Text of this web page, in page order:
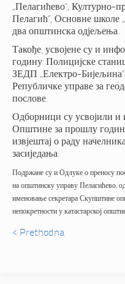
„Пелагићево“, Културно-
Пелагић“, Основне школе
два општинска одјељења.
Такође, усвојене су и
годину: Полицијске
ЗЕДП „Електро-
Републичке управе за
послове.
Одборници су усвојили и
Општине за прошлу
извјештај о раду
засиједања.
Подржане су и Одлуке о преносу
на општинску управу Пелагићево,
именовање секретара Скупштине
непокретности у катастарској
< Prethodna